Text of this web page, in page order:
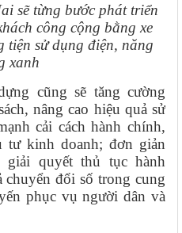
sẽ từng bước phát triển
công cộng bằng xe
tiện sử dụng điện, năng
xanh
cũng sẽ tăng cường
nâng cao hiệu quả sử
cải cách hành chính,
tư kinh doanh; đơn giản
quyết thủ tục hành
đổi số trong cung
phục vụ người dân và